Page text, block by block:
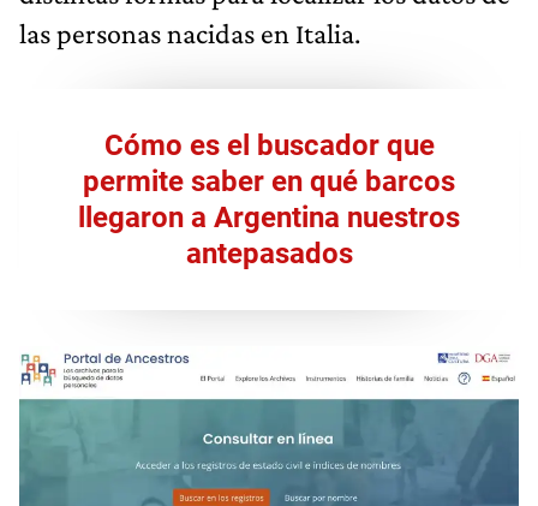
las personas nacidas en Italia.
Cómo es el buscador que
permite saber en qué barcos
llegaron a Argentina nuestros
antepasados